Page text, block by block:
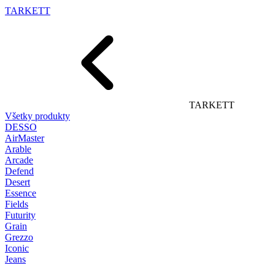
TARKETT
TARKETT
Všetky produkty
DESSO
AirMaster
Arable
Arcade
Defend
Desert
Essence
Fields
Futurity
Grain
Grezzo
Iconic
Jeans